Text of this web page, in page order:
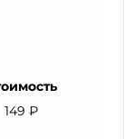
149 ₽